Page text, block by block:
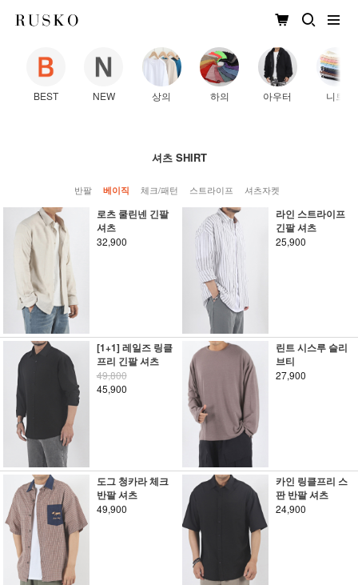
BEST NEW 상의 하의 아우터 니트
셔츠 SHIRT
반팔 베이직 체크/패턴 스트라이프 셔츠자켓
로츠 쿨린넨 긴팔
셔츠
32,900
라인 스트라이프
긴팔 셔츠
25,900
[1+1] 레일즈 링클
프리 긴팔 셔츠
49,800
45,900
린트 시스루 슬리
브티
27,900
도그 청카라 체크
반팔 셔츠
49,900
카인 링클프리 스
판 반팔 셔츠
24,900